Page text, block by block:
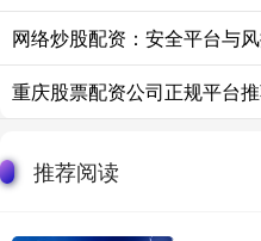
网络炒股配资：安全平台与
重庆股票配资公司正规平台
推荐阅读